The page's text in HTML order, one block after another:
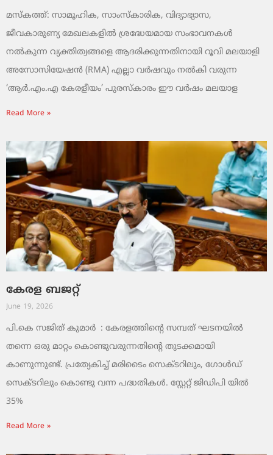
മസ്കത്ത്: സാമൂഹിക, സാംസ്‌കാരിക, വിദ്യാഭ്യാസ,
ജീവകാരുണ്യ മേഖലകളിൽ ശ്രദ്ധേയമായ സംഭാവനകൾ
നൽകുന്ന വ്യക്തിത്വങ്ങളെ ആദരിക്കുന്നതിനായി റൂവി മലയാളി
അസോസിയേഷൻ (RMA) എല്ലാ വർഷവും നൽകി വരുന്ന
‘ആർ.എം.എ കേരളീയം’ പുരസ്‌കാരം ഈ വർഷം മലയാള
Read More »
കേരള ബജറ്റ്
June 19, 2026
പി.കെ സജിത് കുമാര്‍ : കേരളത്തിന്റെ സമ്പത് ഘടനയിൽ
തന്നെ ഒരു മാറ്റം കൊണ്ടുവരുന്നതിന്റെ തുടക്കമായി
കാണുന്നുണ്ട്. പ്രത്യേകിച്ച് മരിടൈം സെക്ടറിലും, ഗോൾഡ്
സെക്ടറിലും കൊണ്ടു വന്ന പദ്ധതികൾ. സ്റ്റേറ്റ് ജിഡിപി യിൽ
35%
Read More »